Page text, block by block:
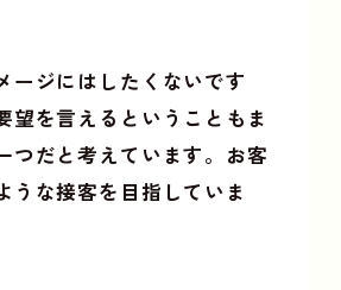
ージにはしたくないです
望を言えるということもま
つだと考えています。お客
うな接客を目指していま